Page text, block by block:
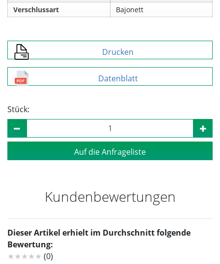
Verschlussart
Bajonett
Drucken
Datenblatt
Stück:
Auf die Anfrageliste
Kundenbewertungen
Dieser Artikel erhielt im Durchschnitt folgende
Bewertung:
★★★★★ (0)